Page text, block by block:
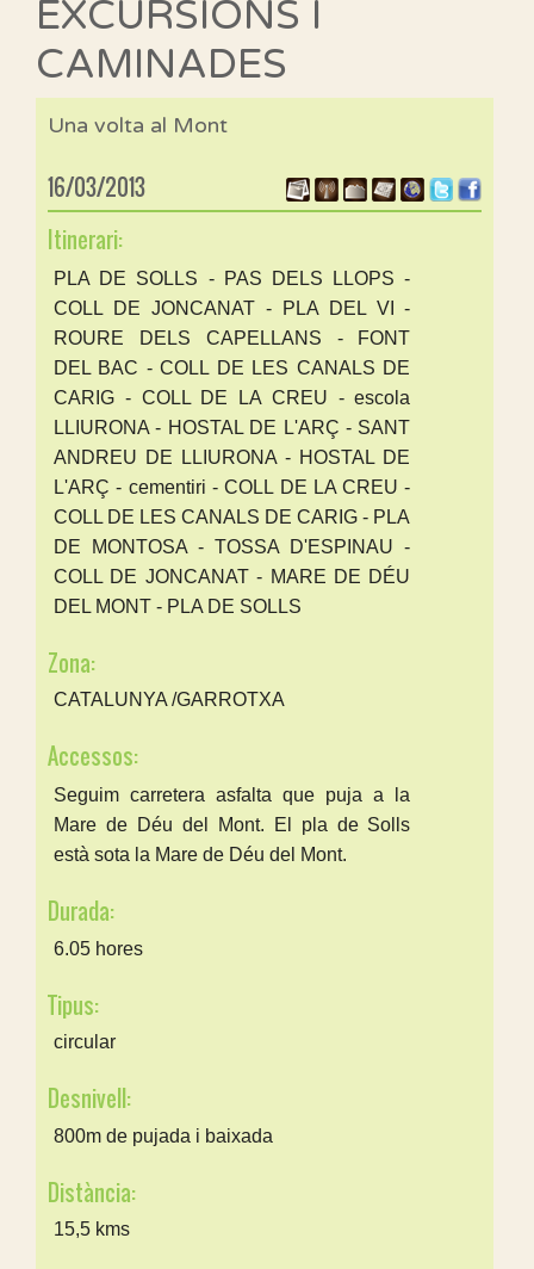
EXCURSIONS I
CAMINADES
Una volta al Mont
16/03/2013
Itinerari:
PLA DE SOLLS - PAS DELS LLOPS -
COLL DE JONCANAT - PLA DEL VI -
ROURE DELS CAPELLANS - FONT
DEL BAC - COLL DE LES CANALS DE
CARIG - COLL DE LA CREU - escola
LLIURONA - HOSTAL DE L'ARÇ - SANT
ANDREU DE LLIURONA - HOSTAL DE
L'ARÇ - cementiri - COLL DE LA CREU -
COLL DE LES CANALS DE CARIG - PLA
DE MONTOSA - TOSSA D'ESPINAU -
COLL DE JONCANAT - MARE DE DÉU
DEL MONT - PLA DE SOLLS
Zona:
CATALUNYA /GARROTXA
Accessos:
Seguim carretera asfalta que puja a la
Mare de Déu del Mont. El pla de Solls
està sota la Mare de Déu del Mont.
Durada:
6.05 hores
Tipus:
circular
Desnivell:
800m de pujada i baixada
Distància:
15,5 kms